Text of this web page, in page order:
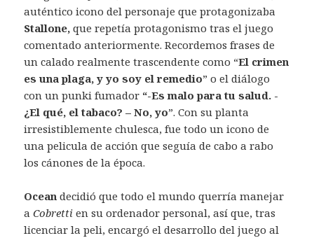
auténtico icono del personaje que protagonizaba
Stallone,que repetía protagonismo tras el juego
comentado anteriormente. Recordemos frases de
un calado realmente trascendente como “El crimen
es una plaga, y yo soy el remedio” o el diálogo
con un punki fumador “-Es malo para tu salud. -
¿El qué, el tabaco? – No, yo”. Con su planta
irresistiblemente chulesca, fue todo un icono de
una pelicula de acción que seguía de cabo a rabo
los cánones de la época.
Oceandecidió que todo el mundo querría manejar
aCobrettien su ordenador personal, así que, tras
licenciar la peli, encargó el desarrollo del juego al